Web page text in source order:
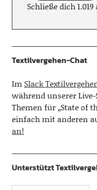
Schließe dich
Textilvergehen-Chat
Im Slack
während unserer
Themen für „State of
einfach mit anderen
an!
Unterstützt